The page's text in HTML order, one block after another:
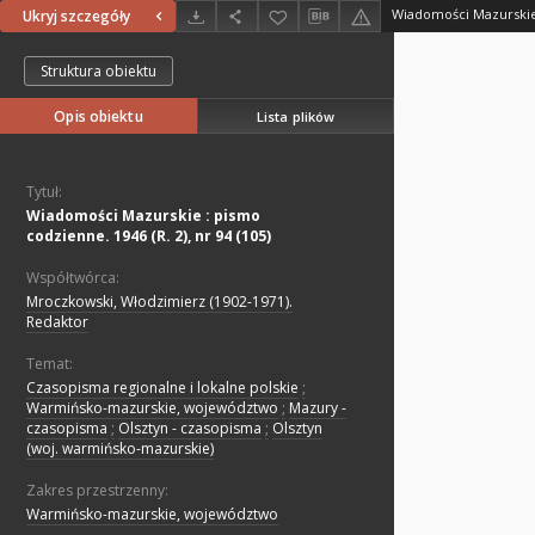
Ukryj szczegóły
Struktura obiektu
Opis obiektu Lista plików
Tytuł:
Wiadomości Mazurskie : pismo
codzienne. 1946 (R. 2), nr 94 (105)
Współtwórca:
Mroczkowski, Włodzimierz (1902-1971).
Redaktor
Temat:
Czasopisma regionalne i lokalne polskie ;
Warmińsko-mazurskie, województwo ; Mazury -
czasopisma ; Olsztyn - czasopisma ; Olsztyn
(woj. warmińsko-mazurskie)
Zakres przestrzenny:
Warmińsko-mazurskie, województwo